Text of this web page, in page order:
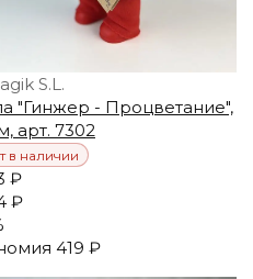
S.L.
"Гинжер - Процветание",
арт. 7302
в наличии
₽
₽
419 ₽